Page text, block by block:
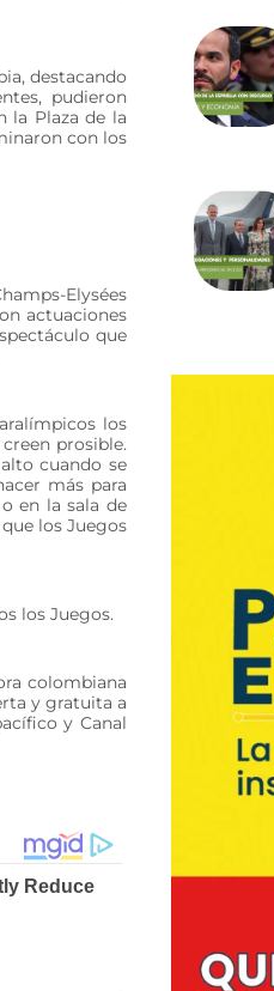
destacando
pudieron
la Plaza de la
con los
Elysées
actuaciones
que
los
prosible.
cuando se
más para
en la sala de
los Juegos
los Juegos.
colombiana
y gratuita a
y Canal